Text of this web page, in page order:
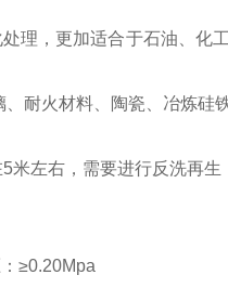
理，更加适合于石油、化
耐火材料、陶瓷、冶炼硅
5米左右，需要进行反洗再
≥0.20Mpa